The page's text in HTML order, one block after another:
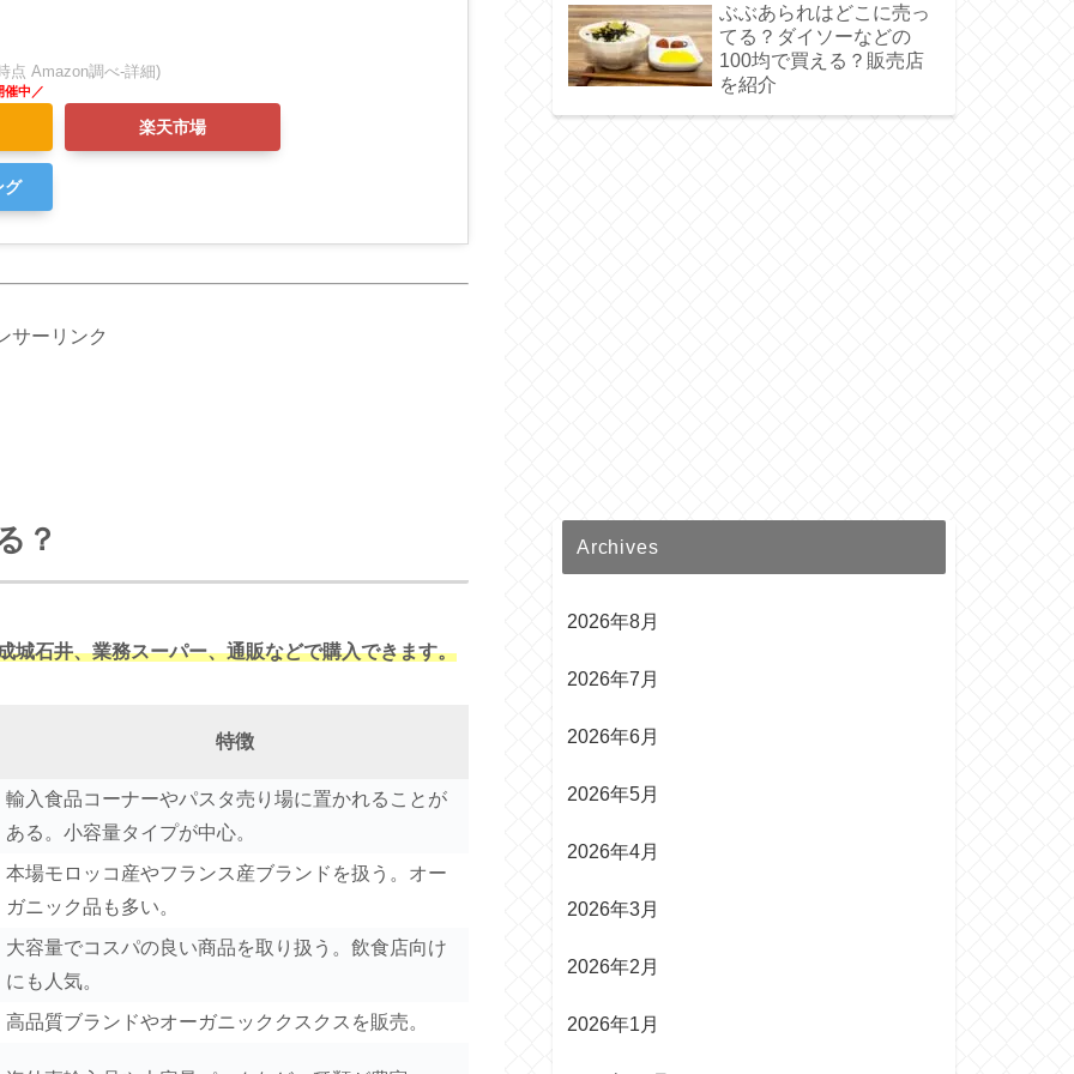
点 Amazon調べ-詳細)
楽天市場
グ
サーリンク
？
城石井、業務スーパー、通販などで購入できます。
特徴
輸入食品コーナーやパスタ売り場に置かれることが
ある。小容量タイプが中心。
本場モロッコ産やフランス産ブランドを扱う。オー
ガニック品も多い。
大容量でコスパの良い商品を取り扱う。飲食店向け
にも人気。
高品質ブランドやオーガニッククスクスを販売。
ぶぶあられはどこに売っ
てる？ダイソーなどの
100均で買える？販売店
を紹介
Archives
2026年8月
2026年7月
2026年6月
2026年5月
2026年4月
2026年3月
2026年2月
2026年1月